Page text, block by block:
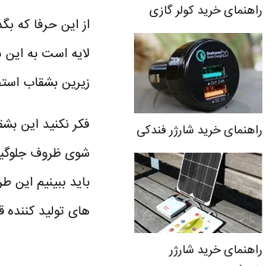
راهنمای خرید کولر گازی
راهنمای خرید شارژر فندکی
راهنمای خرید شارژر
از این حرفا که
لایه است به این
زیرین بشقاب استفاده کنید .
فکر نکنید این
شوی ظروف
باید ببینیم
های تولید کننده